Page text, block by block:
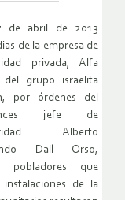
de abril de 2013
de la empresa de
privada, Alfa
del grupo israelita
por órdenes del
jefe de
Alberto
Dall ́Orso,
pobladores que
de la